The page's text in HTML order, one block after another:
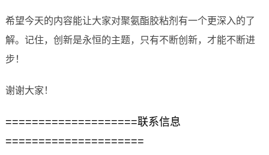
希望今天的内容能让大家对聚氨酯胶粘剂有一个更深入的了
解。记住，创新是永恒的主题，只有不断创新，才能不断进
步！
谢谢大家！
====================联系信息
=====================